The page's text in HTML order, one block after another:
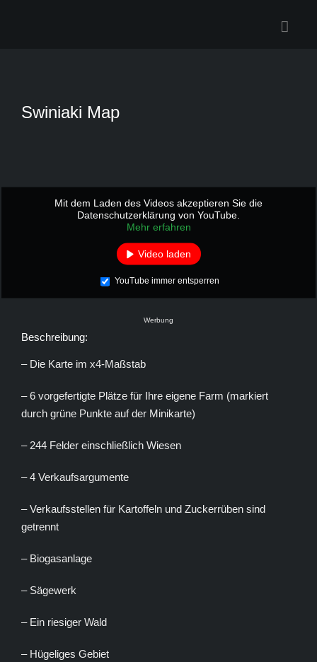
Swiniaki Map
Mit dem Laden des Videos akzeptieren Sie die
Datenschutzerklärung von YouTube.
Mehr erfahren
Video laden
YouTube immer entsperren
Werbung
Beschreibung:
– Die Karte im x4-Maßstab
– 6 vorgefertigte Plätze für Ihre eigene Farm (markiert
durch grüne Punkte auf der Minikarte)
– 244 Felder einschließlich Wiesen
– 4 Verkaufsargumente
– Verkaufsstellen für Kartoffeln und Zuckerrüben sind
getrennt
– Biogasanlage
– Sägewerk
– Ein riesiger Wald
– Hügeliges Gebiet